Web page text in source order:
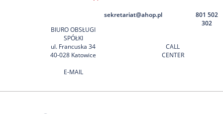
BIURO OBSŁUGI
SPÓŁKI
ul. Francuska 34
40-028 Katowice
E-MAIL
sekretariat@ahop.pl
CALL
CENTER
801 502
302